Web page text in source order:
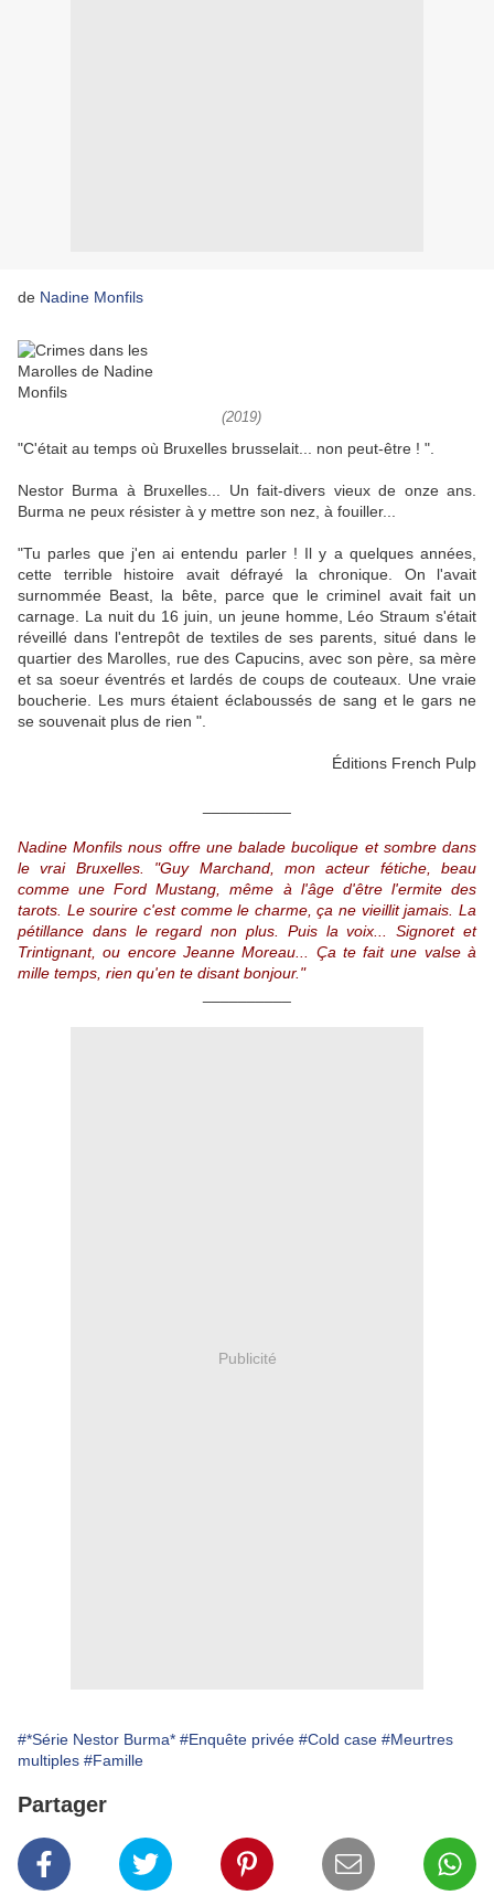
de Nadine Monfils
(2019)
"C'était au temps où Bruxelles brusselait... non peut-être ! ".
Nestor Burma à Bruxelles... Un fait-divers vieux de onze ans.
Burma ne peux résister à y mettre son nez, à fouiller...
"Tu parles que j'en ai entendu parler ! Il y a quelques années,
cette terrible histoire avait défrayé la chronique. On l'avait
surnommée Beast, la bête, parce que le criminel avait fait un
carnage. La nuit du 16 juin, un jeune homme, Léo Straum s'était
réveillé dans l'entrepôt de textiles de ses parents, situé dans le
quartier des Marolles, rue des Capucins, avec son père, sa mère
et sa soeur éventrés et lardés de coups de couteaux. Une vraie
boucherie. Les murs étaient éclaboussés de sang et le gars ne
se souvenait plus de rien ".
Éditions French Pulp
Nadine Monfils nous offre une balade bucolique et sombre dans
le vrai Bruxelles. "Guy Marchand, mon acteur fétiche, beau
comme une Ford Mustang, même à l'âge d'être l'ermite des
tarots. Le sourire c'est comme le charme, ça ne vieillit jamais. La
pétillance dans le regard non plus. Puis la voix... Signoret et
Trintignant, ou encore Jeanne Moreau... Ça te fait une valse à
mille temps, rien qu'en te disant bonjour."
Publicité
#*Série Nestor Burma* #Enquête privée #Cold case #Meurtres
multiples #Famille
Partager